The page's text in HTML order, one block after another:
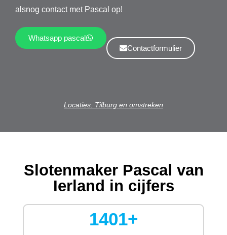
alsnog contact met Pascal op!
Whatsapp pascal
Contactformulier
Locaties: Tilburg en omstreken
Slotenmaker Pascal van
Ierland in cijfers
1401+